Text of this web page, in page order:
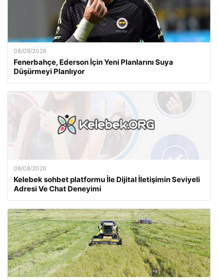
08/08/2026
Fenerbahçe, Ederson İçin Yeni Planlarını Suya
Düşürmeyi Planlıyor
08/08/2026
Kelebek sohbet platformu İle Dijital İletişimin Seviyeli
Adresi Ve Chat Deneyimi